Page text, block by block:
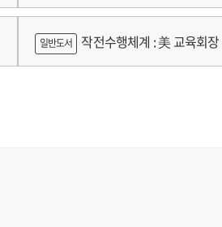
가제를 중심으로
일반도서 작전수행체계 : 美 교육회장